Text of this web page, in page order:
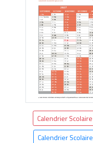
Calendrier Scolaire
Calendrier Scolaire